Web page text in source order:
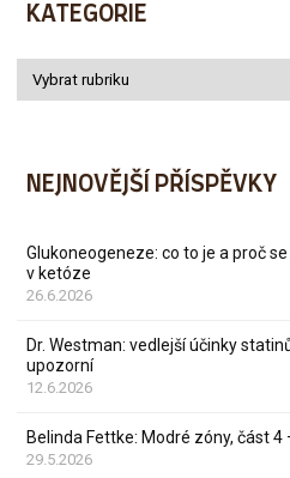
KATEGORIE
NEJNOVĚJŠÍ PŘÍSPĚVKY
Glukoneogeneze: co to je a proč
v ketóze
26.6.2026
Dr. Westman: vedlejší účinky
upozorní
12.6.2026
Belinda Fettke: Modré zóny, část 4
29.5.2026